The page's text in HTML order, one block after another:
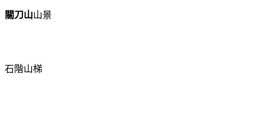
關刀山山景
石階山梯